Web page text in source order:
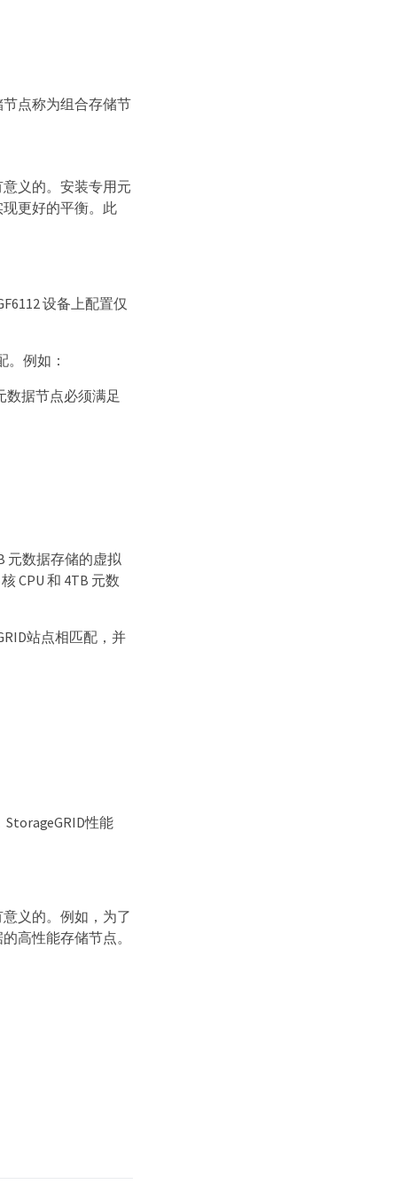
点称为组合存储节
义的。安装专用元
更好的平衡。此
设备上配置仅
例如：
数据节点必须满足
元数据存储的虚拟
CPU 和 4TB 元数
站点相匹配，并
StorageGRID性能
义的。例如，为了
高性能存储节点。